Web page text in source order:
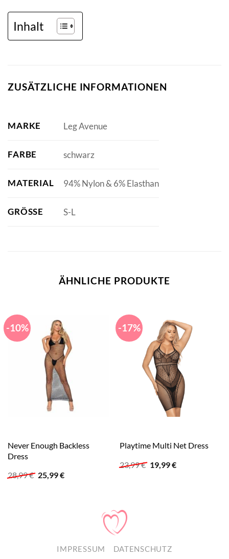
Inhalt
ZUSÄTZLICHE INFORMATIONEN
MARKE Leg Avenue
FARBE schwarz
MATERIAL 94% Nylon & 6% Elasthan
GRÖSSE S-L
ÄHNLICHE PRODUKTE
-10%
Never Enough Backless
Dress
28,99€ Ursprünglicher
25,99€Aktueller
-17%
Playtime Multi Net Dress
23,99€ Ursprünglicher
Preis
19,99€Aktueller
IMPRESSUM DATENSCHUTZ